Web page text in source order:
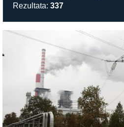
Rezultata: 337